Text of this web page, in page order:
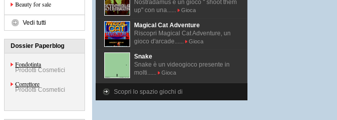
Beauty for sale
Vedi tutti
Dossier Paperblog
Fondotinta
Prodotti Cosmetici
Correttore
Prodotti Cosmetici
Nostradamus è un gioco " shoot them
up" con una......
Gioca
Magical Cat Adventure
Riscopri Magical Cat Adventure, un
gioco d'arcade......
Gioca
Snake
Snake è un videogioco presente in
molti......
Gioca
Scopri lo spazio giochi di